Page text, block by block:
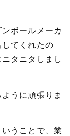
ボールメーカ
てくれたの
タニタしまし
うに頑張りま
うことで、業